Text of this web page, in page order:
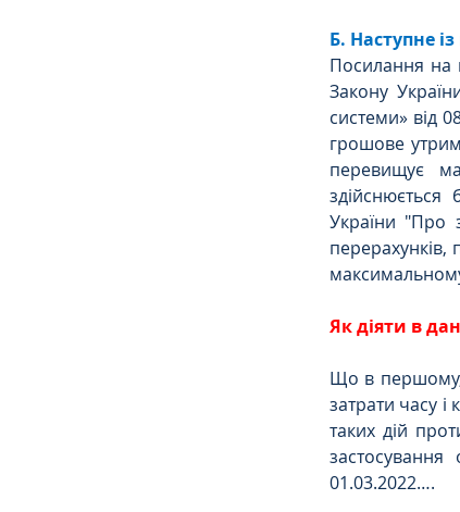
Б. Наступне
Посилання на
Закону
системи» від
грошове
перевищує
здійснюється
України "Про
перерахунків,
Як діяти в
Що в першому,
затрати часу
таких дій
01.03.2022….